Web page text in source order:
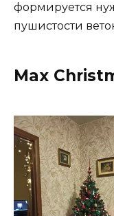
формируется
пушистости
Max